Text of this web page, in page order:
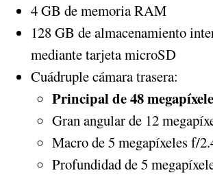
4 GB de memoria RAM
128 GB de almacenamiento
mediante tarjeta microSD
Cuádruple cámara trasera:
Principal de 48
Gran angular de 12
Macro de 5 megapíxeles f/
Profundidad de 5